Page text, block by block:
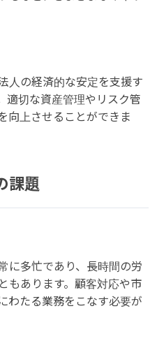
人の経済的な安定を支援す
適切な資産管理やリスク管
向上させることができま
課題
に多忙であり、長時間の労
もあります。顧客対応や市
わたる業務をこなす必要が